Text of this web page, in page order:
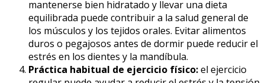
mantenerse bien hidratado y llevar una dieta
equilibrada puede contribuir a la salud general de
los músculos y los tejidos orales. Evitar alimentos
duros o pegajosos antes de dormir puede reducir el
estrés en los dientes y la mandíbula.
Práctica habitual de ejercicio físico:el ejercicio